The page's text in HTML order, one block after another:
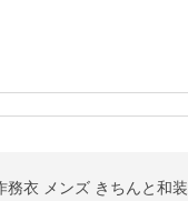
務衣 メンズ きちんと和